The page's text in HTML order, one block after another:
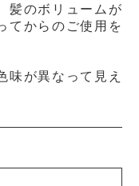
髪のボリュームが
てからのご使用を
が異なって見え